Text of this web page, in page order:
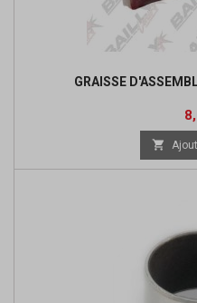
GRAISSE
